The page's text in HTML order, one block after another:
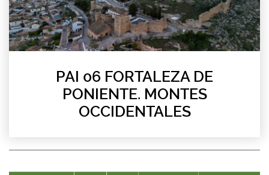
PAI 06 FORTALEZA DE
PONIENTE. MONTES
OCCIDENTALES